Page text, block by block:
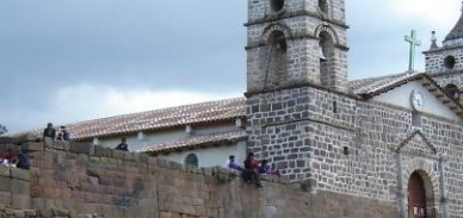
CICLISMO PISTA
RUTA CICLISMO UCI
BMX (CICLISMO)
ESGRIMA
FÚTBOL
PROYECCIONES -.–.. .
PROYECCIONES RUTAS DE
COMERCIO
COMENTARIOS
SERVICIO A LA COMUNIDAD
GALERÍA DE FOTOS
GALERÍA DE FOTOS